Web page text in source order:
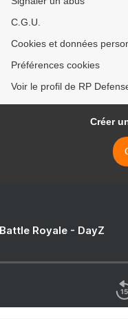
C.G.U.
Cookies et données
Préférences cookies
Voir le profil de RP
Créer
Royale - DayZ